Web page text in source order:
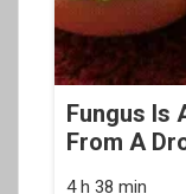
Fungus Is
From A
4 h 38 min